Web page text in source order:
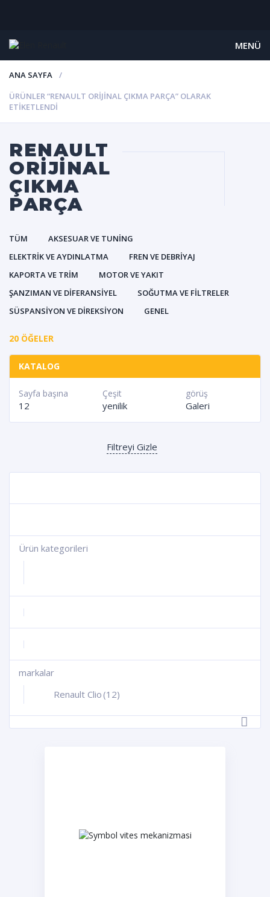
MENÜ
ANA SAYFA
ÜRÜNLER “RENAULT ORIJINAL ÇIKMA PARÇA” OLARAK
ETIKETLENDI
RENAULT
ORIJINAL
ÇIKMA
PARÇA
TÜM
AKSESUAR VE TUNING
ELEKTRIK VE AYDINLATMA
FREN VE DEBRIYAJ
KAPORTA VE TRIM
MOTOR VE YAKIT
ŞANZIMAN VE DIFERANSIYEL
SOĞUTMA VE FILTRELER
SÜSPANSIYON VE DIREKSIYON
GENEL
20 ÖĞELER
KATALOG
görüş
Galeri
Çeşit
yenilik
Sayfa başına
12
Filtreyi Gizle
Ürün kategorileri
+
+
+
markalar
+
Renault Clio (12)
-